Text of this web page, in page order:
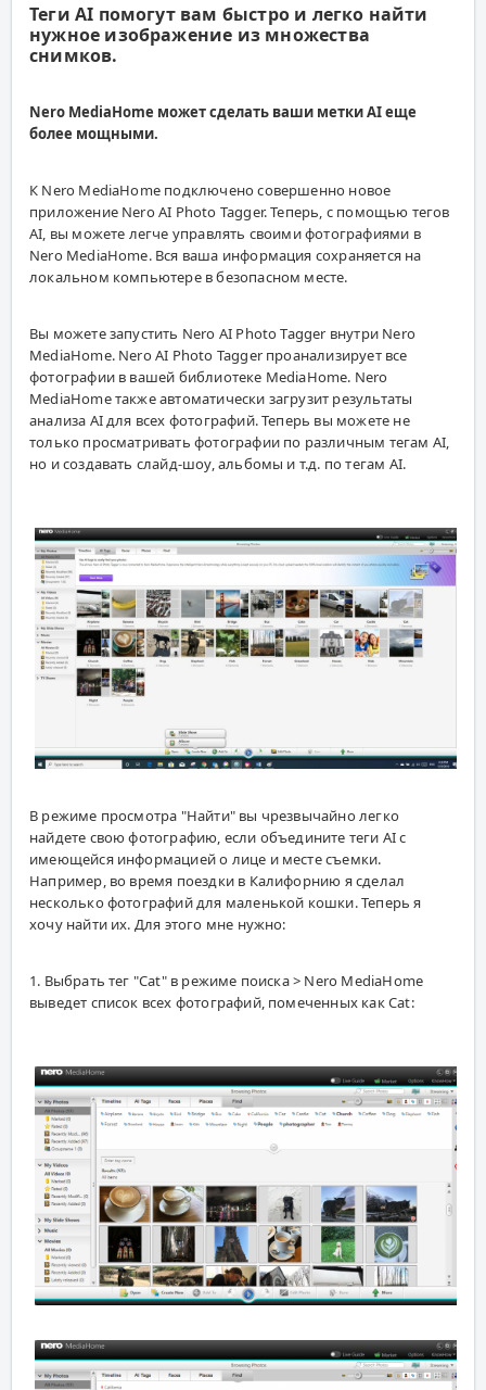
Теги AI помогут вам быстро и легко найти
нужное изображение из множества
снимков.
Nero MediaHome может сделать ваши метки AI еще
более мощными.
К Nero MediaHome подключено совершенно новое
приложение Nero AI Photo Tagger. Теперь, с помощью тегов
AI, вы можете легче управлять своими фотографиями в
Nero MediaHome. Вся ваша информация сохраняется на
локальном компьютере в безопасном месте.
Вы можете запустить Nero AI Photo Tagger внутри Nero
MediaHome. Nero AI Photo Tagger проанализирует все
фотографии в вашей библиотеке MediaHome. Nero
MediaHome также автоматически загрузит результаты
анализа AI для всех фотографий. Теперь вы можете не
только просматривать фотографии по различным тегам AI,
но и создавать слайд-шоу, альбомы и т.д. по тегам AI.
В режиме просмотра "Найти" вы чрезвычайно легко
найдете свою фотографию, если объедините теги AI с
имеющейся информацией о лице и месте съемки.
Например, во время поездки в Калифорнию я сделал
несколько фотографий для маленькой кошки. Теперь я
хочу найти их. Для этого мне нужно:
1. Выбрать тег "Cat" в режиме поиска > Nero MediaHome
выведет список всех фотографий, помеченных как Cat: